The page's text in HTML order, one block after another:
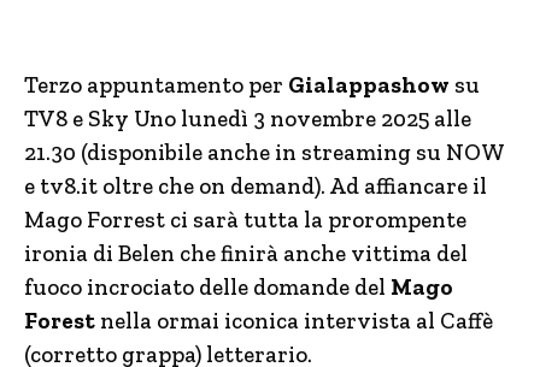
Terzo appuntamento per Gialappashow su
TV8 e Sky Uno lunedì 3 novembre 2025 alle
21.30 (disponibile anche in streaming su NOW
e tv8.it oltre che on demand). Ad affiancare il
Mago Forrest ci sarà tutta la prorompente
ironia di Belen che finirà anche vittima del
fuoco incrociato delle domande del Mago
Forest nella ormai iconica intervista al Caffè
(corretto grappa) letterario.